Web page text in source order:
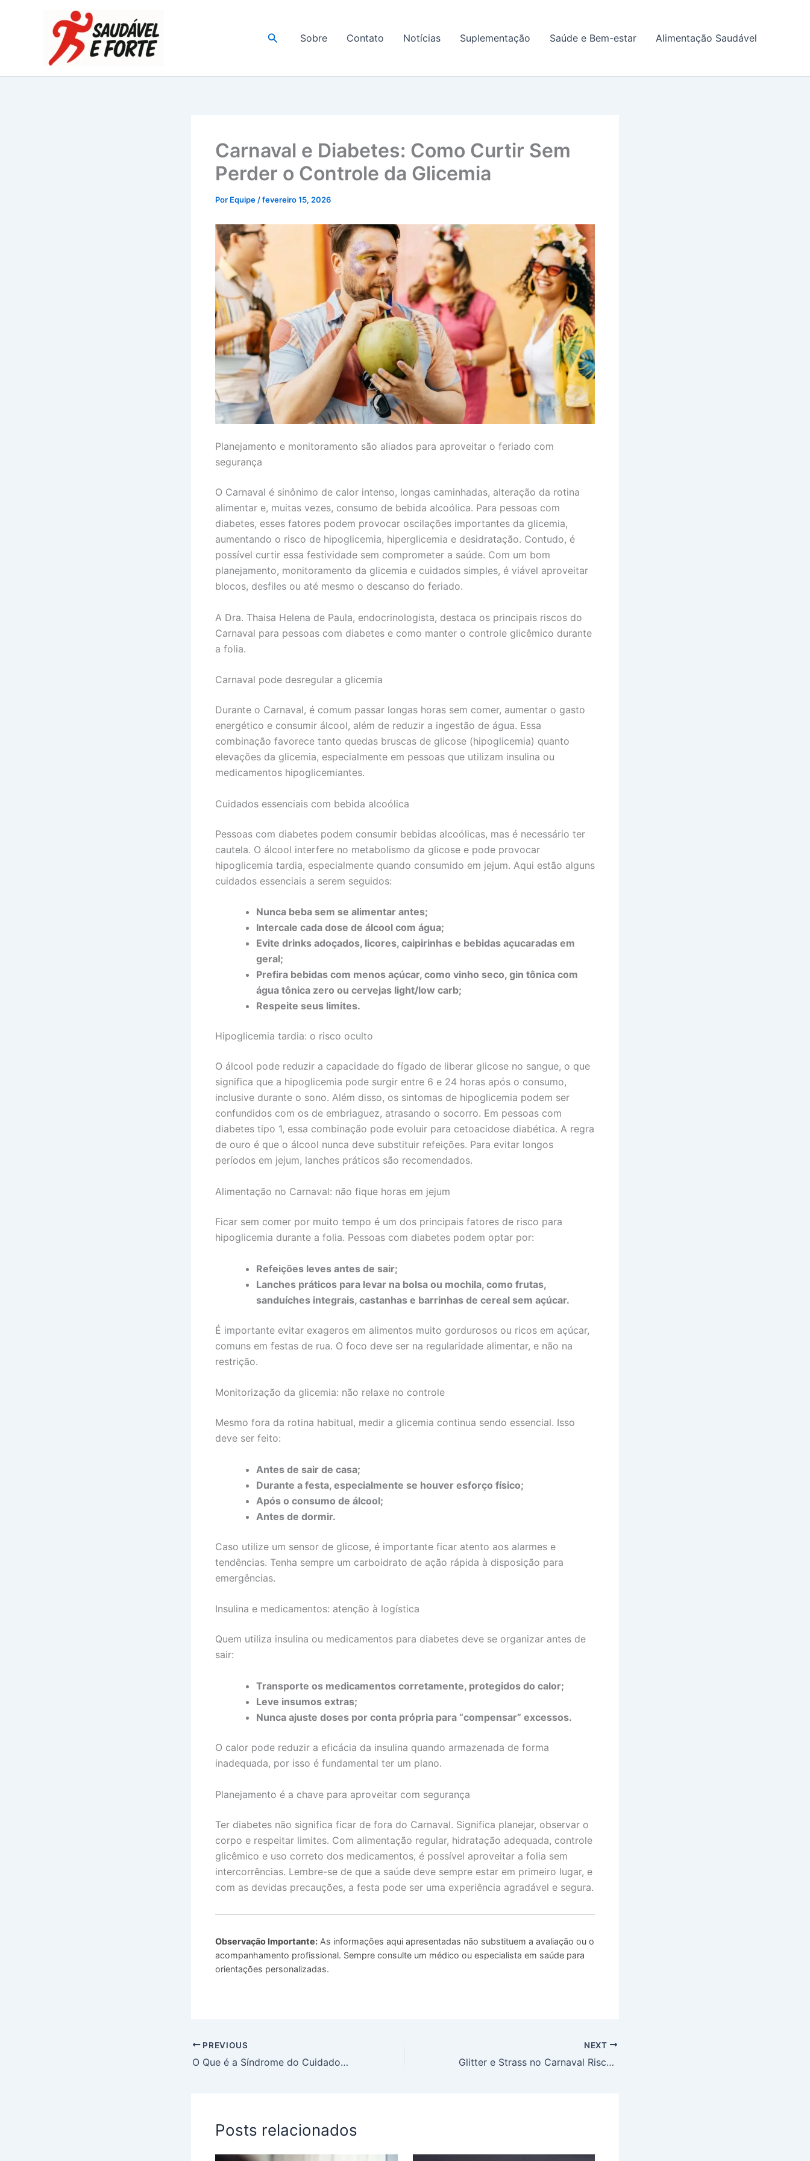
Pesquisar
Sobre Contato Notícias Suplementação Saúde e Bem-estar Alimentação Saudável
Carnaval e Diabetes: Como Curtir Sem
Perder o Controle da Glicemia
Por Equipe /fevereiro 15, 2026
Planejamento e monitoramento são aliados para aproveitar o feriado com
segurança
O Carnaval é sinônimo de calor intenso, longas caminhadas, alteração da rotina
alimentar e, muitas vezes, consumo de bebida alcoólica. Para pessoas com
diabetes, esses fatores podem provocar oscilações importantes da glicemia,
aumentando o risco de hipoglicemia, hiperglicemia e desidratação. Contudo, é
possível curtir essa festividade sem comprometer a saúde. Com um bom
planejamento, monitoramento da glicemia e cuidados simples, é viável aproveitar
blocos, desfiles ou até mesmo o descanso do feriado.
A Dra. Thaisa Helena de Paula, endocrinologista, destaca os principais riscos do
Carnaval para pessoas com diabetes e como manter o controle glicêmico durante
a folia.
Carnaval pode desregular a glicemia
Durante o Carnaval, é comum passar longas horas sem comer, aumentar o gasto
energético e consumir álcool, além de reduzir a ingestão de água. Essa
combinação favorece tanto quedas bruscas de glicose (hipoglicemia) quanto
elevações da glicemia, especialmente em pessoas que utilizam insulina ou
medicamentos hipoglicemiantes.
Cuidados essenciais com bebida alcoólica
Pessoas com diabetes podem consumir bebidas alcoólicas, mas é necessário ter
cautela. O álcool interfere no metabolismo da glicose e pode provocar
hipoglicemia tardia, especialmente quando consumido em jejum. Aqui estão alguns
cuidados essenciais a serem seguidos:
Nunca beba sem se alimentar antes;
Intercale cada dose de álcool com água;
Evite drinks adoçados, licores, caipirinhas e bebidas açucaradas em
geral;
Prefira bebidas com menos açúcar, como vinho seco, gin tônica com
água tônica zero ou cervejas light/low carb;
Respeite seus limites.
Hipoglicemia tardia: o risco oculto
O álcool pode reduzir a capacidade do fígado de liberar glicose no sangue, o que
significa que a hipoglicemia pode surgir entre 6 e 24 horas após o consumo,
inclusive durante o sono. Além disso, os sintomas de hipoglicemia podem ser
confundidos com os de embriaguez, atrasando o socorro. Em pessoas com
diabetes tipo 1, essa combinação pode evoluir para cetoacidose diabética. A regra
de ouro é que o álcool nunca deve substituir refeições. Para evitar longos
períodos em jejum, lanches práticos são recomendados.
Alimentação no Carnaval: não fique horas em jejum
Ficar sem comer por muito tempo é um dos principais fatores de risco para
hipoglicemia durante a folia. Pessoas com diabetes podem optar por:
Refeições leves antes de sair;
Lanches práticos para levar na bolsa ou mochila, como frutas,
sanduíches integrais, castanhas e barrinhas de cereal sem açúcar.
É importante evitar exageros em alimentos muito gordurosos ou ricos em açúcar,
comuns em festas de rua. O foco deve ser na regularidade alimentar, e não na
restrição.
Monitorização da glicemia: não relaxe no controle
Mesmo fora da rotina habitual, medir a glicemia continua sendo essencial. Isso
deve ser feito:
Antes de sair de casa;
Durante a festa, especialmente se houver esforço físico;
Após o consumo de álcool;
Antes de dormir.
Caso utilize um sensor de glicose, é importante ficar atento aos alarmes e
tendências. Tenha sempre um carboidrato de ação rápida à disposição para
emergências.
Insulina e medicamentos: atenção à logística
Quem utiliza insulina ou medicamentos para diabetes deve se organizar antes de
sair:
Transporte os medicamentos corretamente, protegidos do calor;
Leve insumos extras;
Nunca ajuste doses por conta própria para “compensar” excessos.
O calor pode reduzir a eficácia da insulina quando armazenada de forma
inadequada, por isso é fundamental ter um plano.
Planejamento é a chave para aproveitar com segurança
Ter diabetes não significa ficar de fora do Carnaval. Significa planejar, observar o
corpo e respeitar limites. Com alimentação regular, hidratação adequada, controle
glicêmico e uso correto dos medicamentos, é possível aproveitar a folia sem
intercorrências. Lembre-se de que a saúde deve sempre estar em primeiro lugar, e
com as devidas precauções, a festa pode ser uma experiência agradável e segura.
Observação Importante: As informações aqui apresentadas não substituem a avaliação ou o
acompanhamento profissional. Sempre consulte um médico ou especialista em saúde para
orientações personalizadas.
PREVIOUS
O Que é a Síndrome do Cuidador e Como Afeta Você
NEXT
Glitter e Strass no Carnaval Riscos que Você Precisa Conhecer
Posts relacionados